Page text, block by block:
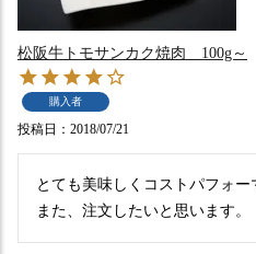
松阪牛トモサンカク焼肉 100g～
購入者
投稿日 2018/07/21
とても美味しくコストパフォー
また、注文したいと思います。